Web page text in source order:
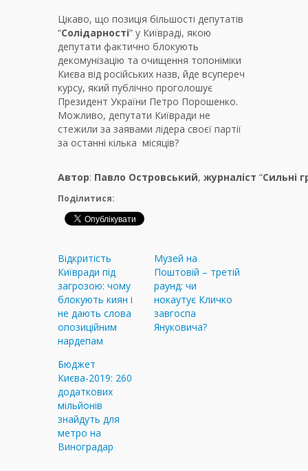
Цікаво, що позиція більшості депутатів
“Солідарності” у Київраді, якою
депутати фактично блокують
декомунізацію та очищення топоніміки
Києва від російських назв, йде всупереч
курсу, який публічно проголошує
Президент України Петро Порошенко.
Можливо, депутати Київради не
стежили за заявами лідера своєї партії
за останні кілька місяців?
Автор: Павло Островський, журналіст “Сильні
Поділитися:
Відкритість
Київради під
загрозою: чому
блокують киян і
не дають слова
опозиційним
нардепам
Музей на
Поштовій – третій
раунд: чи
нокаутує Кличко
завгоспа
Януковича?
Бюджет
Києва-2019: 260
додаткових
мільйонів
знайдуть для
метро на
Виноградар